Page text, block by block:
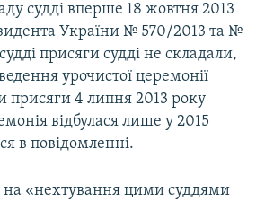
судді вперше 18 жовтня 2013
України № 570/2013 та №
присяги судді не складали,
урочистої церемонії
присяги 4 липня 2013 року
відбулася лише у 2015
в повідомленні.
на «нехтування цими суддями